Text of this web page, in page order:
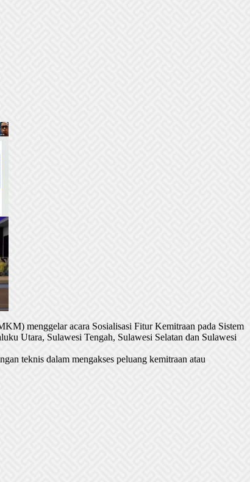
menggelar acara Sosialisasi Fitur Kemitraan pada Sistem
Utara, Sulawesi Tengah, Sulawesi Selatan dan Sulawesi
teknis dalam mengakses peluang kemitraan atau